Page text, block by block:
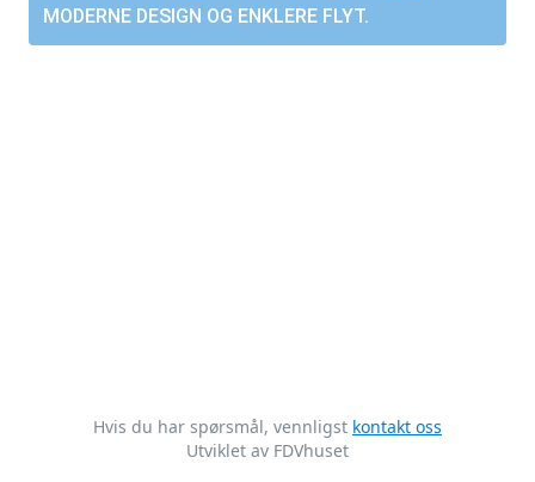
MODERNE DESIGN OG ENKLERE FLYT.
Hvis du har spørsmål, vennligst kontakt oss
Utviklet av FDVhuset